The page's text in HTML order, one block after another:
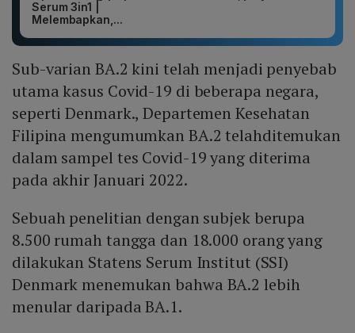
Serum 3in1 |
Melembapkan,...
Sub-varian BA.2 kini telah menjadi penyebab
utama kasus Covid-19 di beberapa negara,
seperti Denmark., Departemen Kesehatan
Filipina mengumumkan BA.2 telahditemukan
dalam sampel tes Covid-19 yang diterima
pada akhir Januari 2022.
Sebuah penelitian dengan subjek berupa
8.500 rumah tangga dan 18.000 orang yang
dilakukan Statens Serum Institut (SSI)
Denmark menemukan bahwa BA.2 lebih
menular daripada BA.1.